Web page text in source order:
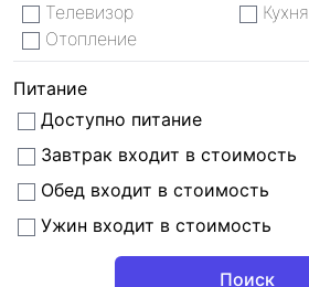
Телевизор Кухня
Отопление
Питание
Доступно питание
Завтрак входит в стоимость
Обед входит в стоимость
Ужин входит в стоимость